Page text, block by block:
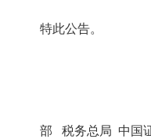
特此公告。
部 税务总局 中国